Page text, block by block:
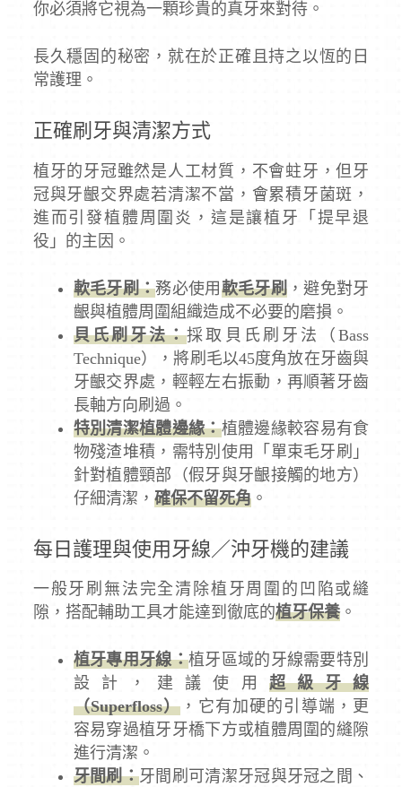
你必須將它視為一顆珍貴的真牙來對待。
長久穩固的秘密，就在於正確且持之以恆的日
常護理。
正確刷牙與清潔方式
植牙的牙冠雖然是人工材質，不會蛀牙，但牙
冠與牙齦交界處若清潔不當，會累積牙菌斑，
進而引發植體周圍炎，這是讓植牙「提早退
役」的主因。
軟毛牙刷：務必使用 軟毛牙刷，避免對牙
齦與植體周圍組織造成不必要的磨損。
貝氏刷牙法：採取貝氏刷牙法（Bass
Technique），將刷毛以45度角放在牙齒與
牙齦交界處，輕輕左右振動，再順著牙齒
長軸方向刷過。
特別清潔植體邊緣：植體邊緣較容易有食
物殘渣堆積，需特別使用「單束毛牙刷」
針對植體頸部（假牙與牙齦接觸的地方）
仔細清潔， 確保不留死角。
每日護理與使用牙線／沖牙機的建議
一般牙刷無法完全清除植牙周圍的凹陷或縫
隙，搭配輔助工具才能達到徹底的植牙保養。
植牙專用牙線：植牙區域的牙線需要特別
設計，建議使用 超級牙線
（Superfloss） ，它有加硬的引導端，更
容易穿過植牙牙橋下方或植體周圍的縫隙
進行清潔。
牙間刷：牙間刷可清潔牙冠與牙冠之間、